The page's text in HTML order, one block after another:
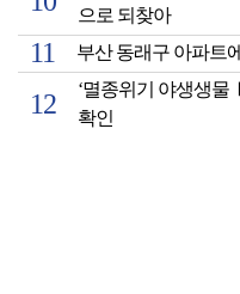
으로 되찾아
부산 동래구 아파트
‘멸종위기 야생생물
확인